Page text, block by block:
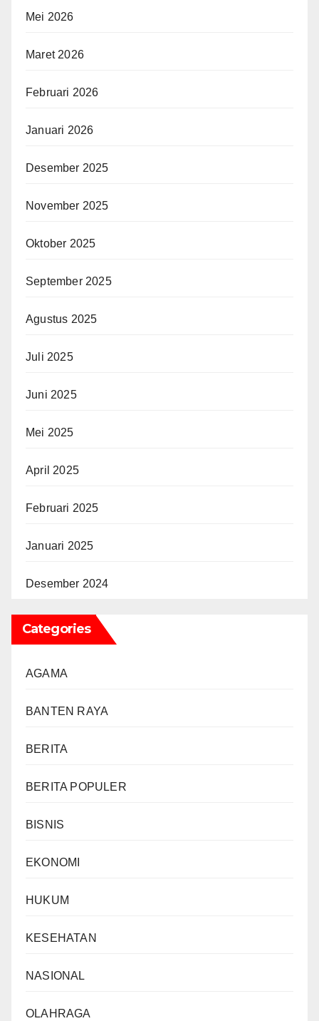
Mei 2026
Maret 2026
Februari 2026
Januari 2026
Desember 2025
November 2025
Oktober 2025
September 2025
Agustus 2025
Juli 2025
Juni 2025
Mei 2025
April 2025
Februari 2025
Januari 2025
Desember 2024
Categories
AGAMA
BANTEN RAYA
BERITA
BERITA POPULER
BISNIS
EKONOMI
HUKUM
KESEHATAN
NASIONAL
OLAHRAGA